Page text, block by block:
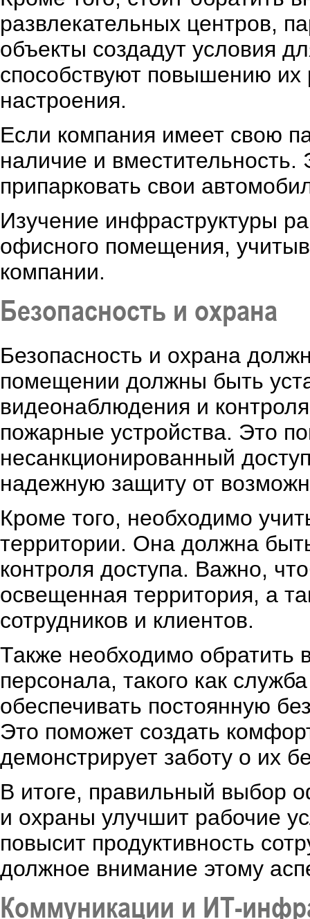
развлекательных центров,
объекты создадут условия
способствуют повышению
настроения.
Если компания имеет свою
наличие и
припарковать свои
Изучение инфраструктуры
офисного помещения,
компании.
Безопасность и охрана
Безопасность и охрана
помещении должны быть
видеонаблюдения и
пожарные устройства. Это
несанкционированный
надежную защиту от
Кроме того, необходимо
территории. Она должна
контроля доступа. Важно,
освещенная территория, а
сотрудников и клиентов.
Также необходимо
персонала, такого как
обеспечивать постоянную
Это поможет создать
демонстрирует заботу о их
В итоге, правильный выбор
и охраны улучшит рабочие
повысит продуктивность
должное внимание этому
Коммуникации и ИТ-